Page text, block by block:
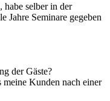
selber in der
Jahre Seminare gegeben
der Gäste?
Kunden nach einer